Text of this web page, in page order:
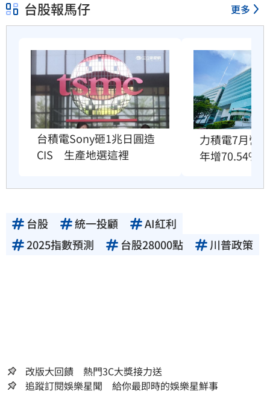
台股報馬仔 更多
台積電Sony砸1兆日圓造
CIS　生產地選這裡
力積電7月營
年增70.54%
台股 統一投顧
AI紅利
2025指數預測
台股28000點 川普政策
改版大回饋 熱門3C大獎接力送
追蹤訂閱娛樂星聞 給你最即時的娛樂星鮮事